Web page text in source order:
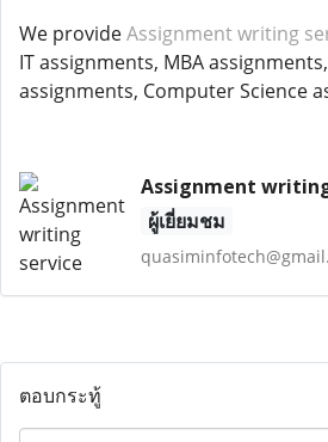
We provideAssignment writing
IT assignments, MBA
assignments, Computer Science
Assignment
ผู้เยี่ยมชม
ตอบกระทู้